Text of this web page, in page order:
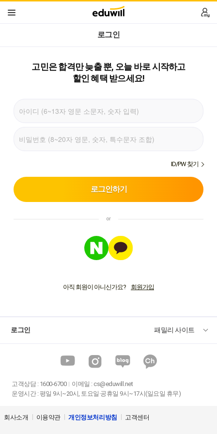
로그인
고민은 합격만 늦출 뿐, 오늘 바로 시작하고
할인 혜택 받으세요!
ID/PW 찾기
로그인하기
아직 회원이 아니신가요?
로그인 패밀리 사이트
고객상담: 1600-6700 이메일 : cs@eduwill.net
운영시간 : 평일 9시~20시, 토요일·공휴일 9시~17시(일요일 휴무)
회사소개 이용약관 개인정보처리방침 고객센터